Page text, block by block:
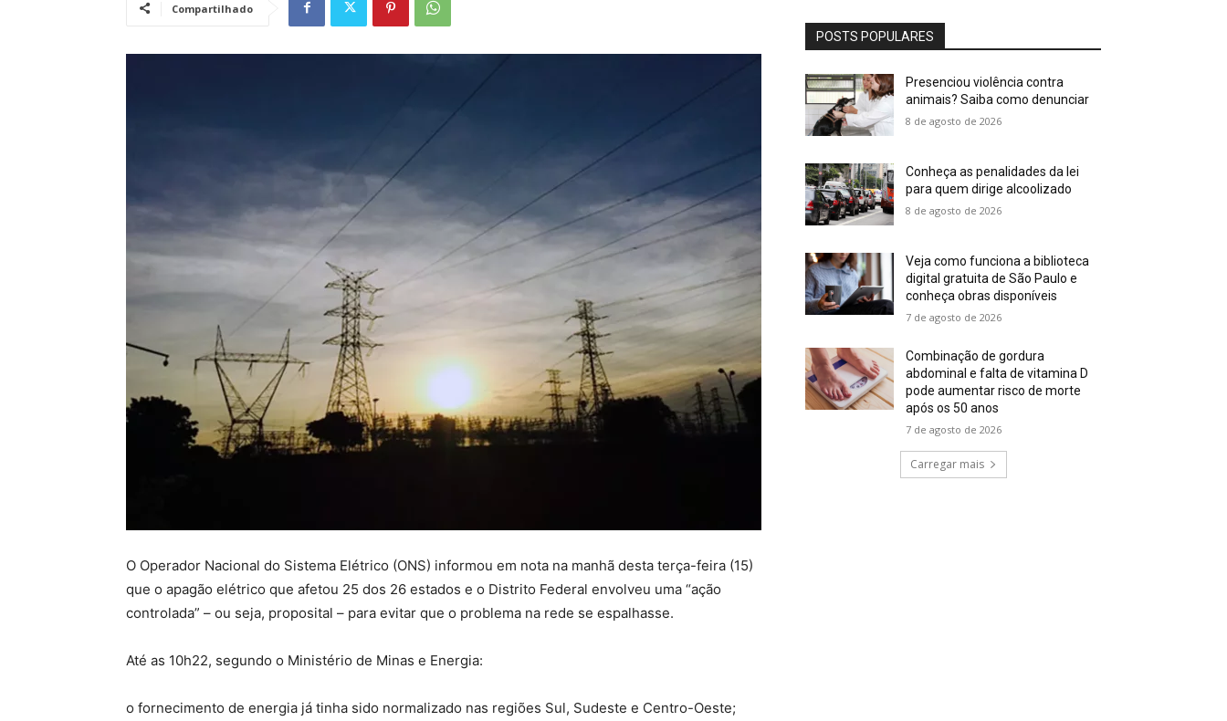
Compartilhado
O Operador Nacional do Sistema Elétrico (ONS) informou em nota na manhã desta terça-feira (15)
que o apagão elétrico que afetou 25 dos 26 estados e o Distrito Federal envolveu uma “ação
controlada” – ou seja, proposital – para evitar que o problema na rede se espalhasse.
Até as 10h22, segundo o Ministério de Minas e Energia:
o fornecimento de energia já tinha sido normalizado nas regiões Sul, Sudeste e Centro-Oeste;
POSTS POPULARES
Presenciou violência contra
animais? Saiba como denunciar
8 de agosto de 2026
Conheça as penalidades da lei
para quem dirige alcoolizado
8 de agosto de 2026
Veja como funciona a biblioteca
digital gratuita de São Paulo e
conheça obras disponíveis
7 de agosto de 2026
Combinação de gordura
abdominal e falta de vitamina D
pode aumentar risco de morte
após os 50 anos
7 de agosto de 2026
Carregar mais